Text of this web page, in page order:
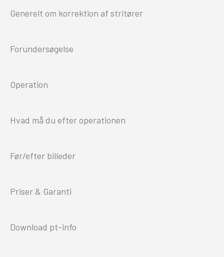
Generelt om korrektion af stritører
Forundersøgelse
Operation
Hvad må du efter operationen
Før/efter billeder
Priser & Garanti
Download pt-info